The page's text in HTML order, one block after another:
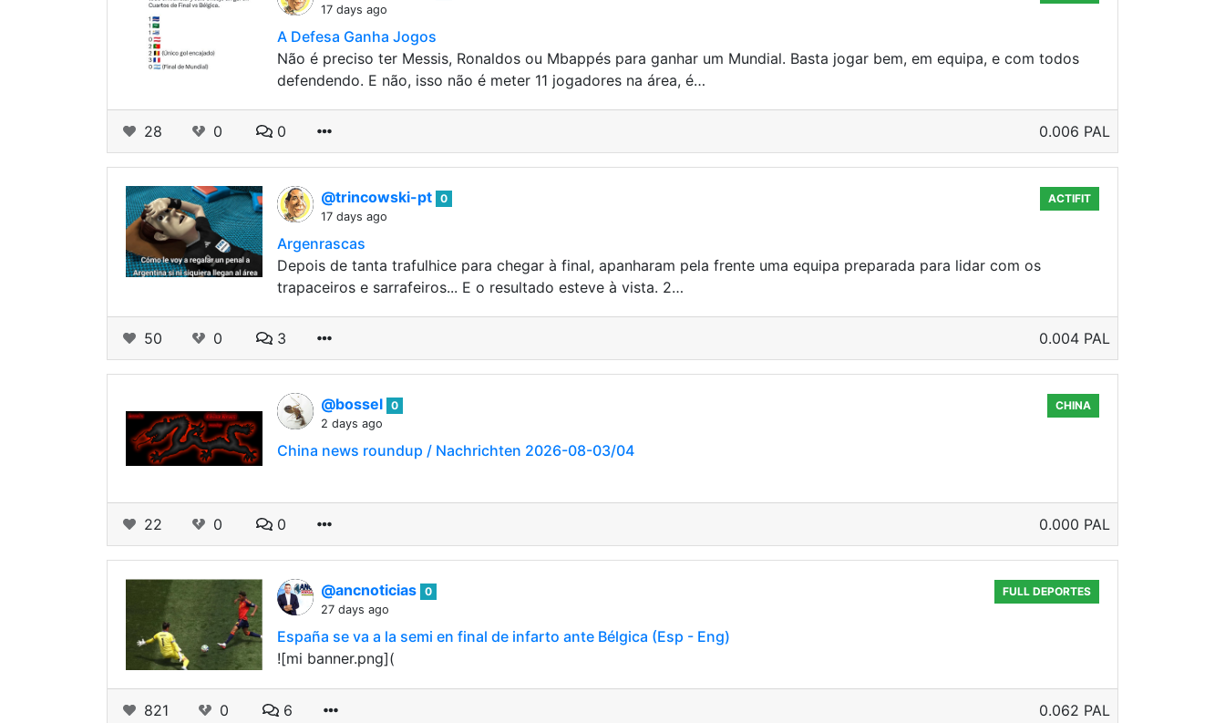
17 days ago
A Defesa Ganha Jogos
Não é preciso ter Messis, Ronaldos ou Mbappés para ganhar um Mundial. Basta jogar bem, em equipa, e com todos
defendendo. E não, isso não é meter 11 jogadores na área, é…
28 0 0 0.006 PAL
@trincowski-pt 0
17 days ago
ACTIFIT
Argenrascas
Depois de tanta trafulhice para chegar à final, apanharam pela frente uma equipa preparada para lidar com os
trapaceiros e sarrafeiros... E o resultado esteve à vista. 2…
50 0 3 0.004 PAL
@bossel 0
2 days ago
CHINA
China news roundup / Nachrichten 2026-08-03/04
22 0 0 0.000 PAL
@ancnoticias 0
27 days ago
FULL DEPORTES
España se va a la semi en final de infarto ante Bélgica (Esp - Eng)
![mi banner.png](
821 0 6 0.062 PAL